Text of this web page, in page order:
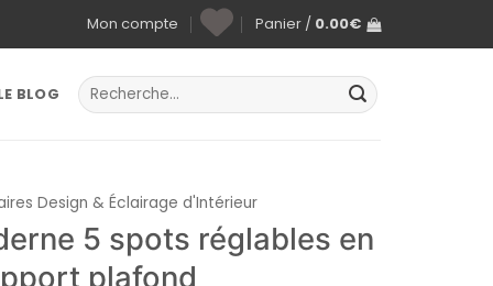
Mon compte Panier / 0.00€
BLOG
Recherche
pour :
Design & Éclairage d'Intérieur
5 spots réglables en
plafond